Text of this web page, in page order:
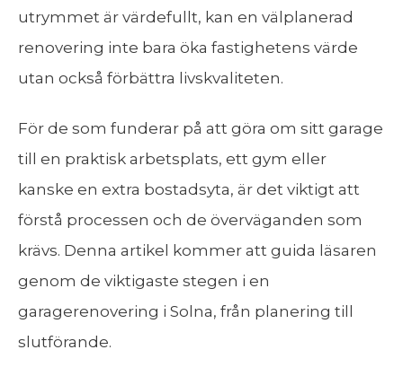
utrymmet är värdefullt, kan en välplanerad
renovering inte bara öka fastighetens värde
utan också förbättra livskvaliteten.
För de som funderar på att göra om sitt garage
till en praktisk arbetsplats, ett gym eller
kanske en extra bostadsyta, är det viktigt att
förstå processen och de överväganden som
krävs. Denna artikel kommer att guida läsaren
genom de viktigaste stegen i en
garagerenovering i Solna, från planering till
slutförande.